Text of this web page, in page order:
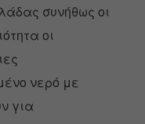
συνήθως οι
οι
νερό με
για